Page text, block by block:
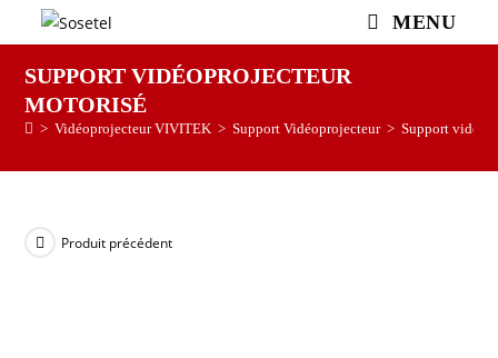
MENU
SUPPORT VIDÉOPROJECTEUR
MOTORISÉ
> Vidéoprojecteur VIVITEK > Support Vidéoprojecteur > Support
Produit précédent